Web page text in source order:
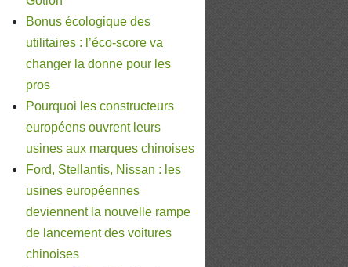
Bonus écologique des
utilitaires : l’éco-score va
changer la donne pour les
pros
Pourquoi les constructeurs
européens ouvrent leurs
usines aux marques chinoises
Ford, Stellantis, Nissan : les
usines européennes
deviennent la nouvelle rampe
de lancement des voitures
chinoises